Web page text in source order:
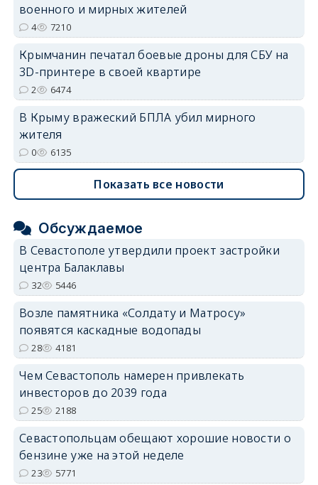
военного и мирных жителей
4 7210
Крымчанин печатал боевые дроны для СБУ на
3D-принтере в своей квартире
2 6474
В Крыму вражеский БПЛА убил мирного
жителя
0 6135
Показать все новости
Обсуждаемое
В Севастополе утвердили проект застройки
центра Балаклавы
32 5446
Возле памятника «Солдату и Матросу»
появятся каскадные водопады
28 4181
Чем Севастополь намерен привлекать
инвесторов до 2039 года
25 2188
Севастопольцам обещают хорошие новости о
бензине уже на этой неделе
23 5771